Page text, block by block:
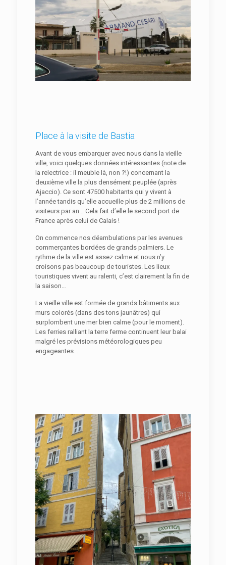
Place à la visite de Bastia
Avant de vous embarquer avec nous dans la vieille
ville, voici quelques données intéressantes (note de
la relectrice : il meuble là, non ?!) concernant la
deuxième ville la plus densément peuplée (après
Ajaccio). Ce sont 47500 habitants qui y vivent à
l’année tandis qu’elle accueille plus de 2 millions de
visiteurs par an… Cela fait d’elle le second port de
France après celui de Calais !
On commence nos déambulations par les avenues
commerçantes bordées de grands palmiers. Le
rythme de la ville est assez calme et nous n’y
croisons pas beaucoup de touristes. Les lieux
touristiques vivent au ralenti, c’est clairement la fin de
la saison…
La vieille ville est formée de grands bâtiments aux
murs colorés (dans des tons jaunâtres) qui
surplombent une mer bien calme (pour le moment).
Les ferries ralliant la terre ferme continuent leur balai
malgré les prévisions météorologiques peu
engageantes…